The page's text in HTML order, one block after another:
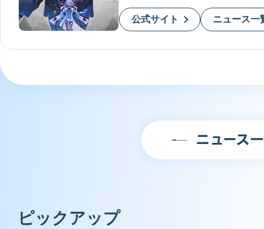
公式サイト ニュース一
ニュース
ピックアップ